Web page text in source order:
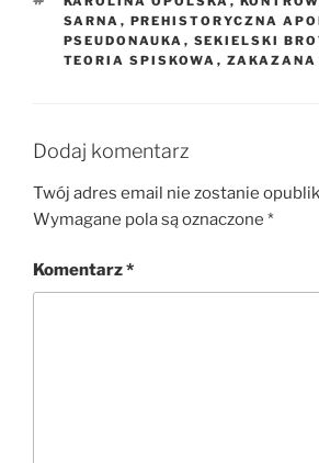
SARNA , PREHISTORYCZNA
PSEUDONAUKA , SEKIELSKI
TEORIA SPISKOWA , ZAKAZANA
Dodaj komentarz
Twój adres email nie zostanie
Wymagane pola są oznaczone *
Komentarz*